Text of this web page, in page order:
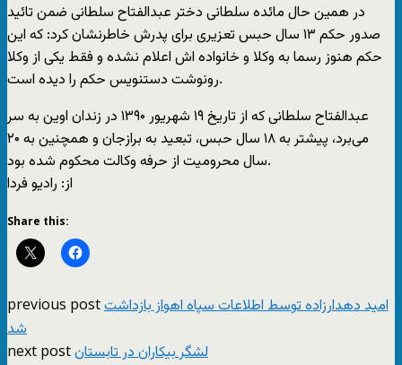
در همین حال مائده سلطانی دختر عبدالفتاح سلطانی ضمن تائید
صدور حکم ۱۳ سال حبس تعزیری برای پدرش خاطرنشان کرد: که این
حکم هنوز رسما به وکلا و خانواده اش اعلام نشده و فقط یکی از وکلا
رونوشت دستنویس حکم را دیده است.
عبدالفتاح سلطانی که از تاریخ ۱۹ شهریور ۱۳۹۰ در زندان اوین به سر
می‌برد، پیشتر به ۱۸ سال حبس، تبعید به برازجان و همچنین به ۲۰
سال محرومیت از حرفه وکالت محکوم شده بود.
از: راديو فردا
Share this:
previous postامید دهدارزاده توسط اطلاعات سپاه اهواز بازداشت
شد
next postلشگر بیکاران در تابستان